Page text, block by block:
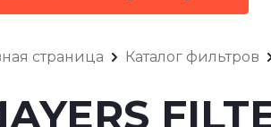
страница Каталог фильтров